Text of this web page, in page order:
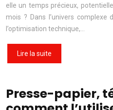
elle un temps précieux,
mois ? Dans l’univers
l’optimisation technique,…
Lire la suite
Presse-papier,